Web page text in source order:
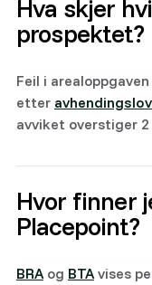
Hva skjer
prospektet?
Feil i
etter
avviket overstiger 2
Hvor finner
Placepoint?
BRAog BTAvises